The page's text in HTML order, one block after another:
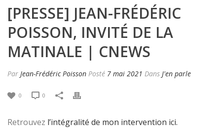
[PRESSE] JEAN-FRÉDÉRIC
POISSON, INVITÉ DE LA
MATINALE | CNEWS
Par Jean-Frédéric Poisson Posté 7 mai 2021 Dans J'en parle
0 0
Retrouvez l’intégralité de mon intervention ici.